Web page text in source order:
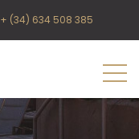
+ (34) 634 508 385